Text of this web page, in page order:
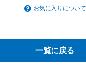
お気に入りについて
一覧に戻る